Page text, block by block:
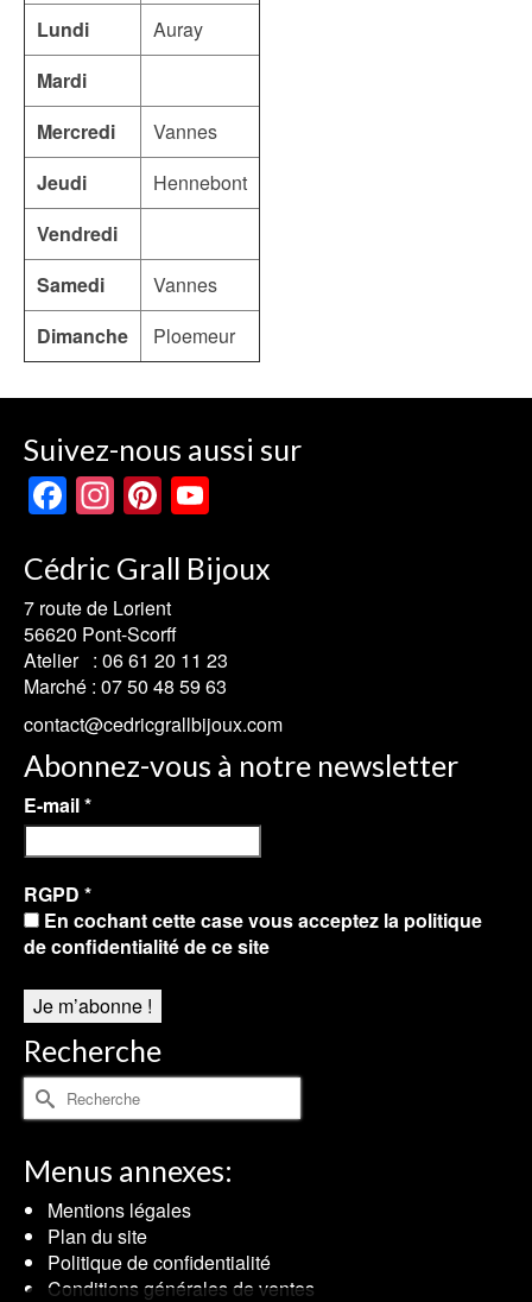
Lundi
Auray
Mardi
Mercredi
Vannes
Jeudi
Hennebont
Vendredi
Samedi
Vannes
Dimanche
Ploemeur
Suivez-nous aussi sur
Facebook
Instagram
Pinterest
Cédric Grall Bijoux
7 route de Lorient
56620 Pont-Scorff
Atelier : 06 61 20 11 23
Marché : 07 50 48 59 63
contact@cedricgrallbijoux.com
Abonnez-vous à notre newsletter
E-mail*
RGPD *
En cochant cette case vous acceptez la politique
de confidentialité de ce site
Recherche
Rechercher :
Menus annexes:
Mentions légales
Plan du site
Politique de confidentialité
Conditions générales de ventes